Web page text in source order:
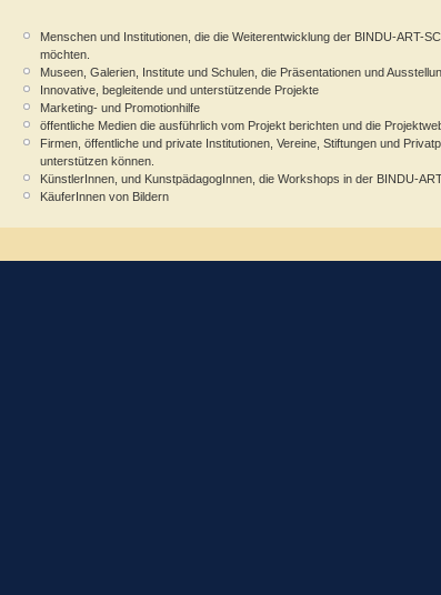
Menschen und Institutionen, die die Weiterentwicklung der BINDU-ART-
möchten.
Museen, Galerien, Institute und Schulen, die Präsentationen und
Innovative, begleitende und unterstützende Projekte
Marketing- und Promotionhilfe
öffentliche Medien die ausführlich vom Projekt berichten und die
Firmen, öffentliche und private Institutionen, Vereine, Stiftungen und
unterstützen können.
KünstlerInnen, und KunstpädagogInnen, die Workshops in der BINDU-
KäuferInnen von Bildern